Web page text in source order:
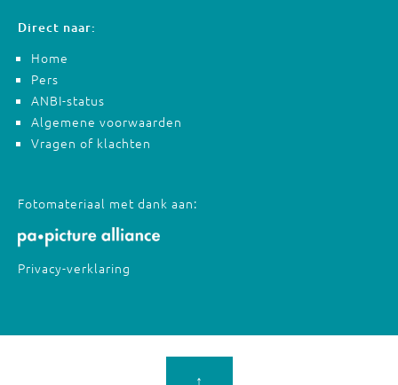
Direct naar:
Home
Pers
ANBI-status
Algemene voorwaarden
Vragen of klachten
Fotomateriaal met dank aan:
Privacy-verklaring
↑